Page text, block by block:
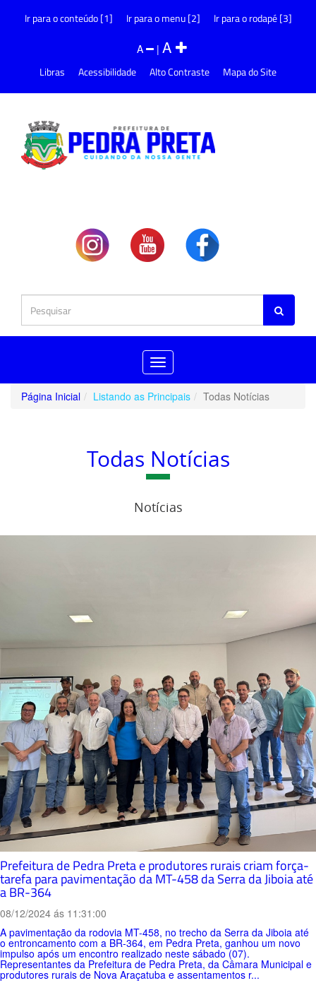
Ir para o conteúdo [1] Ir para o menu [2] Ir para o rodapé [3]
A |A
Libras Acessibilidade Alto Contraste Mapa do Site
Toggle
navigation
Página Inicial
Listando as Principais Todas Notícias
Todas Notícias
Notícias
Prefeitura de Pedra Preta e produtores rurais criam força-
tarefa para pavimentação da MT-458 da Serra da Jiboia até
a BR-364
08/12/2024 ás 11:31:00
A pavimentação da rodovia MT-458, no trecho da Serra da Jiboia até
o entroncamento com a BR-364, em Pedra Preta, ganhou um novo
impulso após um encontro realizado neste sábado (07).
Representantes da Prefeitura de Pedra Preta, da Câmara Municipal e
produtores rurais de Nova Araçatuba e assentamentos r...